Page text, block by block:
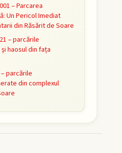
– Parcarea
Un Pericol Imediat
din Răsărit de Soare
– parcările
haosul din fața
– parcările
din complexul